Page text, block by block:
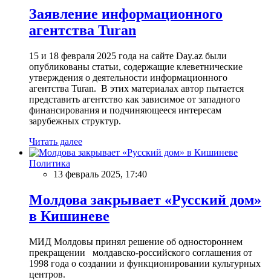
Заявление информационного
агентства Turan
15 и 18 февраля 2025 года на сайте Day.az были
опубликованы статьи, содержащие клеветнические
утверждения о деятельности информационного
агентства Turan. В этих материалах автор пытается
представить агентство как зависимое от западного
финансирования и подчиняющееся интересам
зарубежных структур.
Читать далее
Политика
13 февраль 2025, 17:40
Молдова закрывает «Русский дом»
в Кишиневе
МИД Молдовы принял решение об одностороннем
прекращении молдавско-российского соглашения от
1998 года о создании и функционировании культурных
центров.